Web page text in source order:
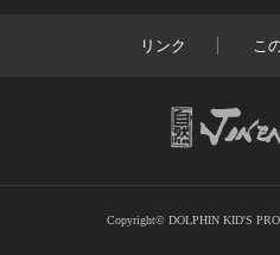
リンク こ
Copyright© DOLPHIN KID'S